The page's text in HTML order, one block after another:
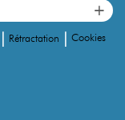
+
| Rétractation | Cookies